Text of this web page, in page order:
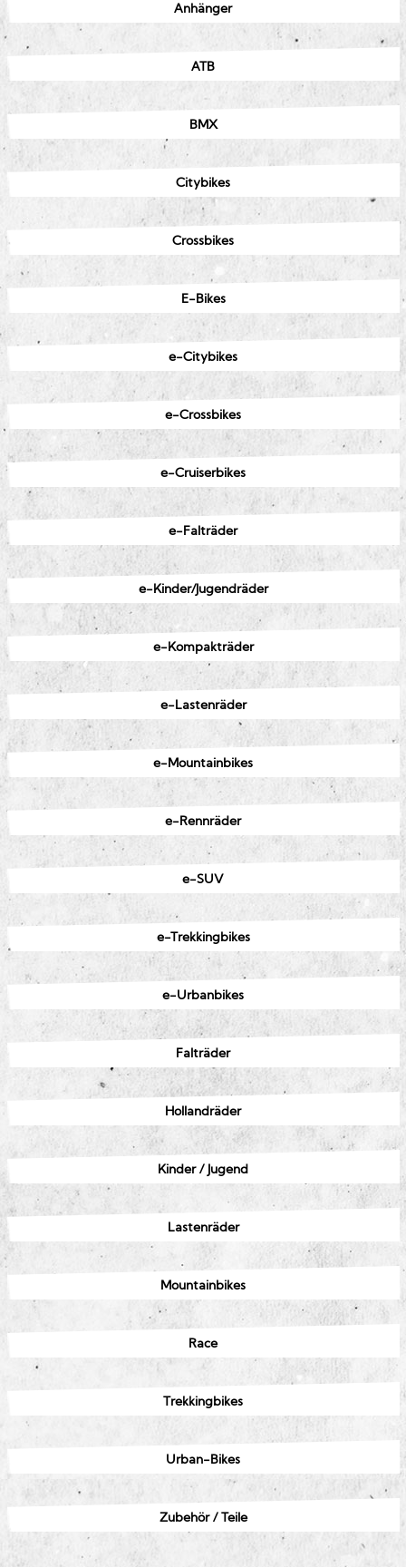
Anhänger
ATB
BMX
Citybikes
Crossbikes
E-Bikes
e-Citybikes
e-Crossbikes
e-Cruiserbikes
e-Falträder
e-Kinder/Jugendräder
e-Kompakträder
e-Lastenräder
e-Mountainbikes
e-Rennräder
e-SUV
e-Trekkingbikes
e-Urbanbikes
Falträder
Hollandräder
Kinder / Jugend
Lastenräder
Mountainbikes
Race
Trekkingbikes
Urban-Bikes
Zubehör / Teile